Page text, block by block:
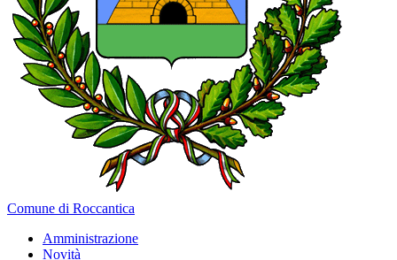
Comune di Roccantica
Amministrazione
Novità